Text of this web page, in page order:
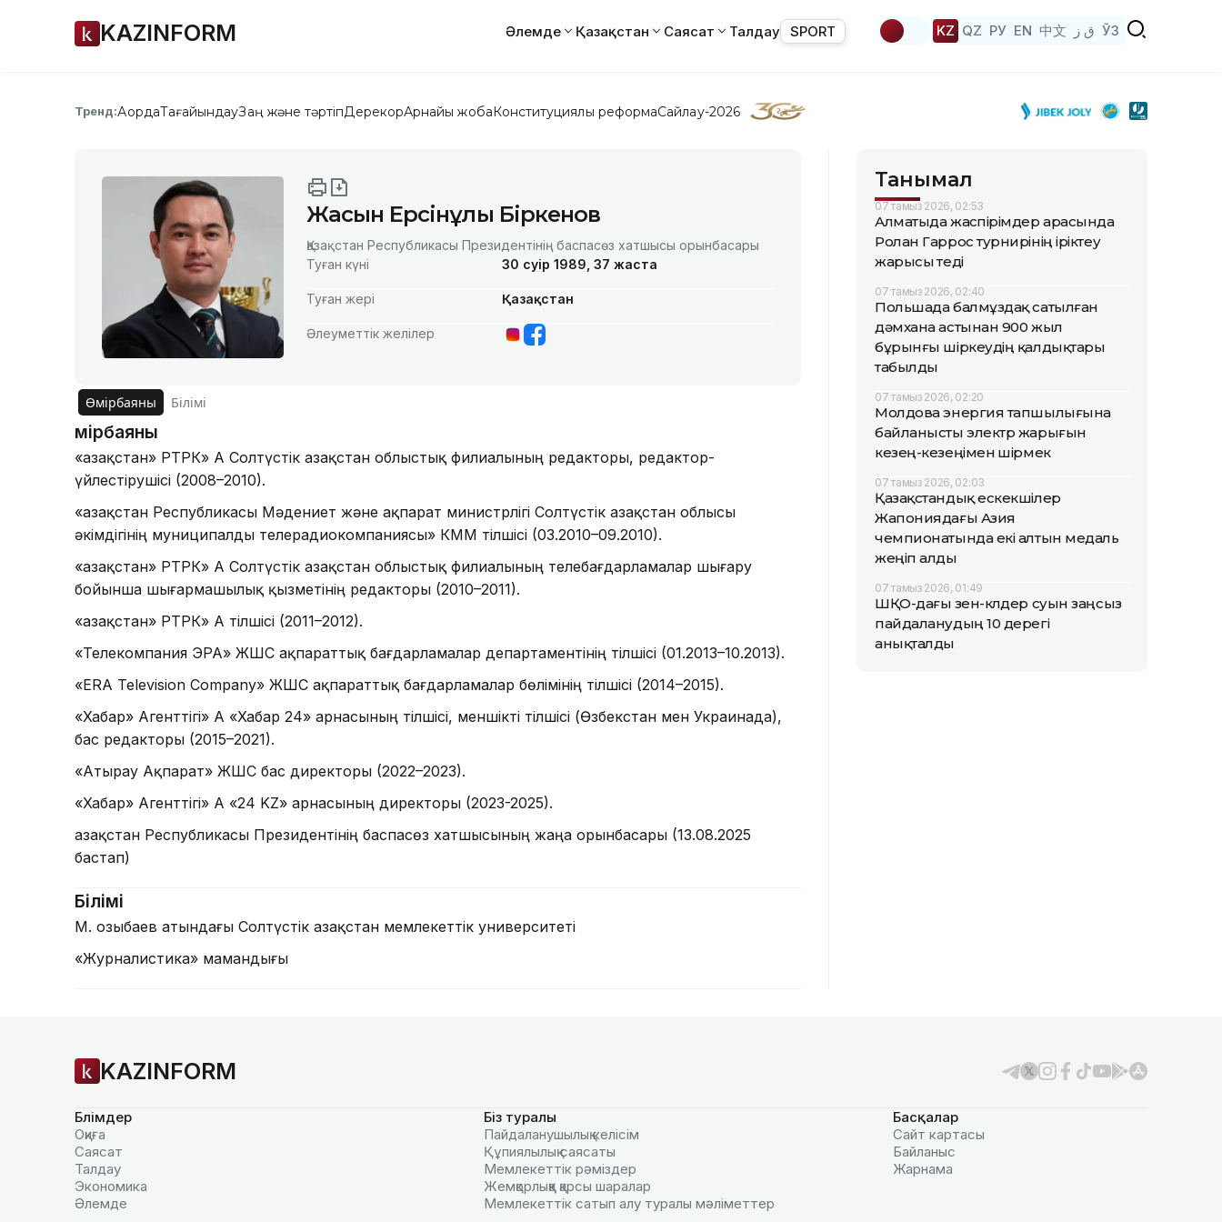
KAZINFORM Әлемде Қазақстан Саясат Талдау SPORT KZ QZ РУ EN 中文 ق ز ЎЗ
Тренд:АқордаТағайындауЗаң және тәртіпДерекқорАрнайы жобаКонституциялық реформаСайлау-2026
Жасын Ерсінұлы Біркенов
Қазақстан Республикасы Президентінің баспасөз хатшысы орынбасары
Туған күні
30 сәуір 1989, 37 жаста
Туған жері Қазақстан
Әлеуметтік желілер
Өмірбаяны Білімі
Өмірбаяны
«Қазақстан» РТРК» АҚ Солтүстік Қазақстан облыстық филиалының редакторы, редактор-
үйлестірушісі (2008–2010).
«Қазақстан Республикасы Мәдениет және ақпарат министрлігі Солтүстік Қазақстан облысы
әкімдігінің муниципалды телерадиокомпаниясы» КММ тілшісі (03.2010–09.2010).
«Қазақстан» РТРК» АҚ Солтүстік Қазақстан облыстық филиалының телебағдарламалар шығару
бойынша шығармашылық қызметінің редакторы (2010–2011).
«Қазақстан» РТРК» АҚ тілшісі (2011–2012).
«Телекомпания ЭРА» ЖШС ақпараттық бағдарламалар департаментінің тілшісі (01.2013–10.2013).
«ERA Television Company» ЖШС ақпараттық бағдарламалар бөлімінің тілшісі (2014–2015).
«Хабар» Агенттігі» АҚ «Хабар 24» арнасының тілшісі, меншікті тілшісі (Өзбекстан мен Украинада),
бас редакторы (2015–2021).
«Атырау Ақпарат» ЖШС бас директоры (2022–2023).
«Хабар» Агенттігі» АҚ «24 KZ» арнасының директоры (2023-2025).
Қазақстан Республикасы Президентінің баспасөз хатшысының жаңа орынбасары (13.08.2025
бастап)
Білімі
М. Қозыбаев атындағы Солтүстік Қазақстан мемлекеттік университеті
«Журналистика» мамандығы
Танымал
07 тамыз 2026, 02:53
Алматыда жаөспірімдер арасында
Ролан Гаррос турнирінің іріктеу
жарысы өтеді
07 тамыз 2026, 02:40
Польшада балмұздақ сатылған
дәмхана астынан 900 жыл
бұрынғы шіркеудің қалдықтары
табылды
07 тамыз 2026, 02:20
Молдова энергия тапшылығына
байланысты электр жарығын
кезең-кезеңімен өшірмек
07 тамыз 2026, 02:03
Қазақстандық ескекшілер
Жапониядағы Азия
чемпионатында екі алтын медаль
жеңіп алды
07 тамыз 2026, 01:49
ШҚО-дағы өзен-көлдер суын заңсыз
пайдаланудың 10 дерегі
анықталды
KAZINFORM
Бөлімдер
Оқиға
Саясат
Талдау
Экономика
Әлемде
Біз туралы
Пайдаланушылық келiciм
Құпиялылық саясаты
Мемлекеттік рәміздер
Жемқорлыққа қарсы шаралар
Мемлекеттік сатып алу туралы мәлiметтер
Басқалар
Сайт картасы
Байланыс
Жарнама